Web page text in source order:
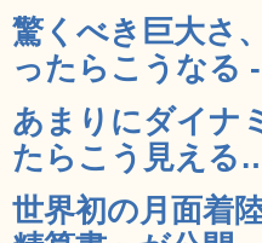
驚くべき巨大さ
ったらこうなる
あまりにダイナ
たらこう見え
世界初の月面着